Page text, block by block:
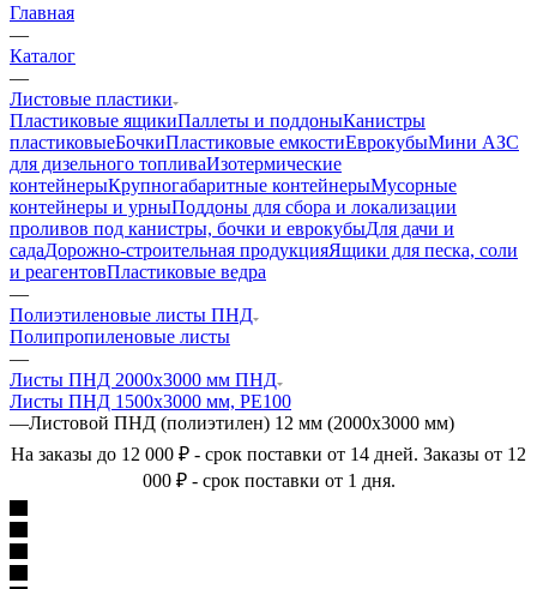
Главная
—
Каталог
—
Листовые пластики
Пластиковые ящикиПаллеты и поддоныКанистры
пластиковыеБочкиПластиковые емкостиЕврокубыМини АЗС
для дизельного топливаИзотермические
контейнерыКрупногабаритные контейнерыМусорные
контейнеры и урныПоддоны для сбора и локализации
проливов под канистры, бочки и еврокубыДля дачи и
садаДорожно-строительная продукцияЯщики для песка, соли
и реагентовПластиковые ведра
—
Полиэтиленовые листы ПНД
Полипропиленовые листы
—
Листы ПНД 2000х3000 мм ПНД
Листы ПНД 1500х3000 мм, PE100
—Листовой ПНД (полиэтилен) 12 мм (2000х3000 мм)
На заказы до 12 000 ₽ - срок поставки от 14 дней. Заказы от 12
000 ₽ - срок поставки от 1 дня.